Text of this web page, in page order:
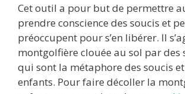
Cet outil a pour but de permettre
prendre conscience des soucis et
préoccupent pour s’en libérer. Il
montgolfière clouée au sol par des
qui sont la métaphore des soucis
enfants. Pour faire décoller la